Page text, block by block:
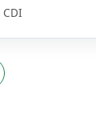
CDI